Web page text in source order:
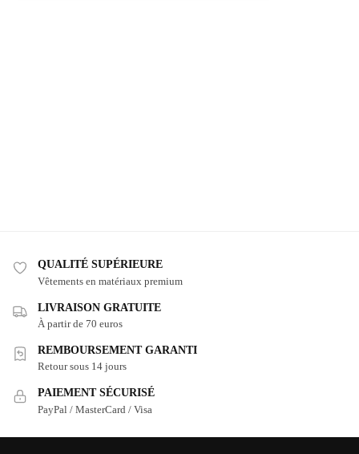
QUALITÉ SUPÉRIEURE
Vêtements en matériaux premium
LIVRAISON GRATUITE
À partir de 70 euros
REMBOURSEMENT GARANTI
Retour sous 14 jours
PAIEMENT SÉCURISÉ
PayPal / MasterCard / Visa